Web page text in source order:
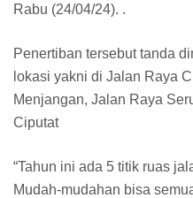
Rabu (24/04/24). .
Penertiban tersebut tanda
lokasi yakni di Jalan Raya
Menjangan, Jalan Raya
Ciputat
“Tahun ini ada 5 titik ruas
Mudah-mudahan bisa